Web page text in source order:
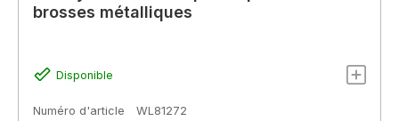
brosses métalliques
Disponible
Numéro d'article
WL81272